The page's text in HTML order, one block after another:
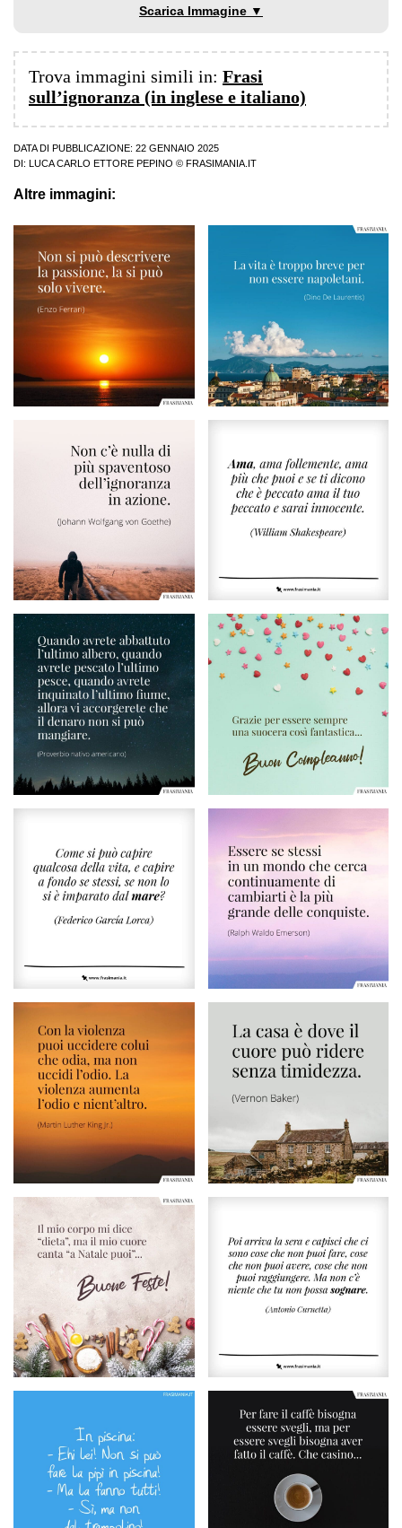
Scarica Immagine ▼
Trova immagini simili in: Frasi
sull’ignoranza (in inglese e italiano)
DATA DI PUBBLICAZIONE: 22 GENNAIO 2025
DI:
LUCA CARLO ETTORE PEPINO © FRASIMANIA.IT
Altre immagini: